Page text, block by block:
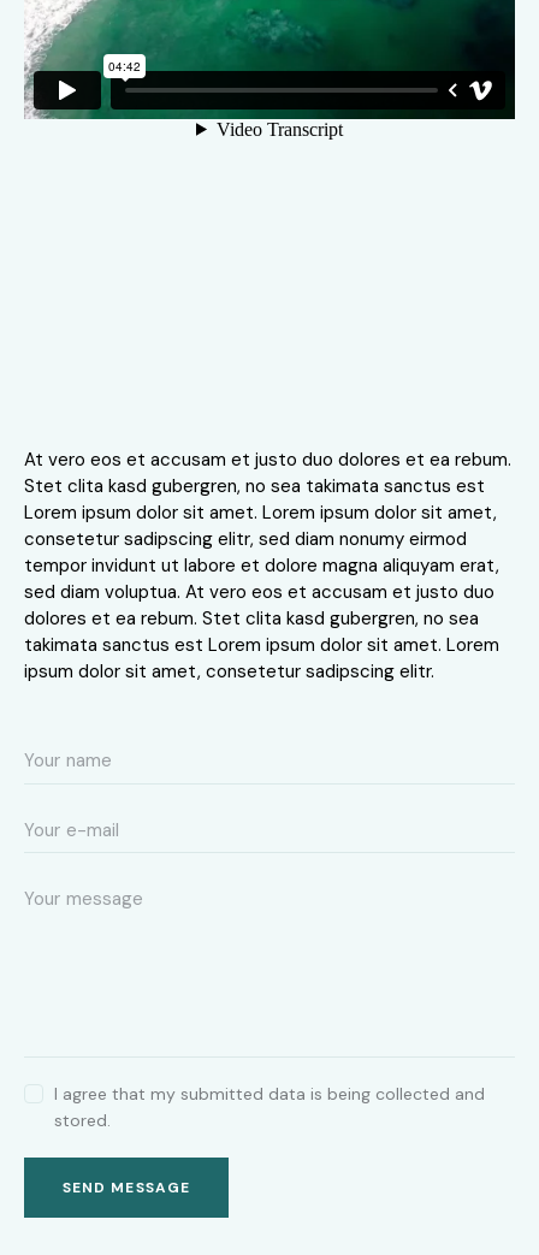
At vero eos et accusam et justo duo dolores et ea rebum.
Stet clita kasd gubergren, no sea takimata sanctus est
Lorem ipsum dolor sit amet. Lorem ipsum dolor sit amet,
consetetur sadipscing elitr, sed diam nonumy eirmod
tempor invidunt ut labore et dolore magna aliquyam erat,
sed diam voluptua. At vero eos et accusam et justo duo
dolores et ea rebum. Stet clita kasd gubergren, no sea
takimata sanctus est Lorem ipsum dolor sit amet. Lorem
ipsum dolor sit amet, consetetur sadipscing elitr.
I agree that my submitted data is being collected and
stored.
SEND MESSAGE